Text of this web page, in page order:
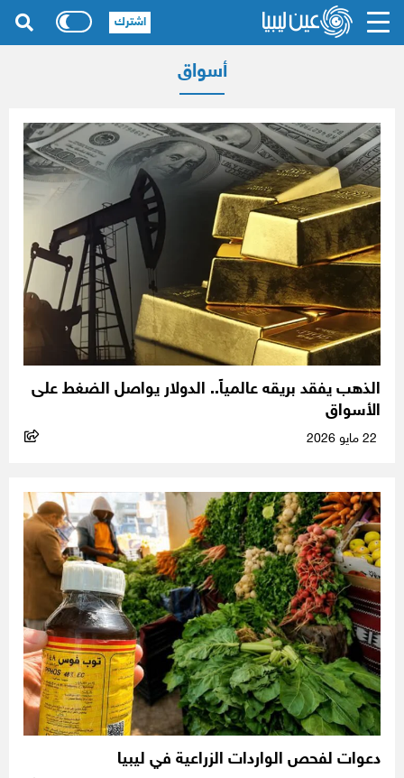
أسواق
الذهب يفقد بريقه عالمياً.. الدولار يواصل الضغط على
الأسواق
دعوات لفحص الواردات الزراعية في ليبيا
اشترك